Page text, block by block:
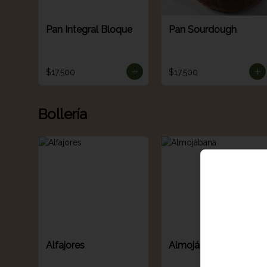
Pan Integral Bloque
$17.500
Pan Sourdough
$17.500
Bollería
Alfajores Almojábana